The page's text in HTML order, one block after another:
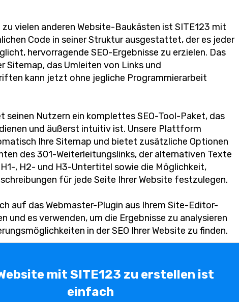
zu vielen anderen Website-Baukästen ist SITE123 mit
Code in seiner Struktur ausgestattet, der es jeder
hervorragende SEO-Ergebnisse zu erzielen. Das
Sitemap, das Umleiten von Links und
kann jetzt ohne jegliche Programmierarbeit
seinen Nutzern ein komplettes SEO-Tool-Paket, das
und äußerst intuitiv ist. Unsere Plattform
Ihre Sitemap und bietet zusätzliche Optionen
des 301-Weiterleitungslinks, der alternativen Texte
, H2- und H3-Untertitel sowie die Möglichkeit,
für jede Seite Ihrer Website festzulegen.
auf das Webmaster-Plugin aus Ihrem Site-Editor-
und es verwenden, um die Ergebnisse zu analysieren
in der SEO Ihrer Website zu finden.
mit SITE123 zu erstellen ist
einfach